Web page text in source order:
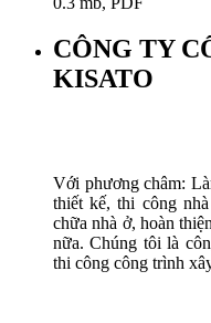
CÔNG TY
KISATO
Với phương châm:
thiết kế, thi công
chữa nhà ở, hoàn
nữa. Chúng tôi là
thi công công trình